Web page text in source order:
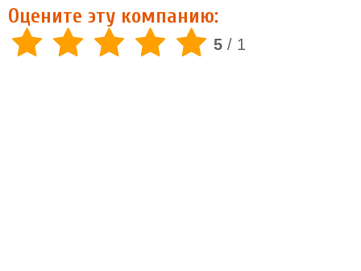
Оцените эту компанию:
5 / 1